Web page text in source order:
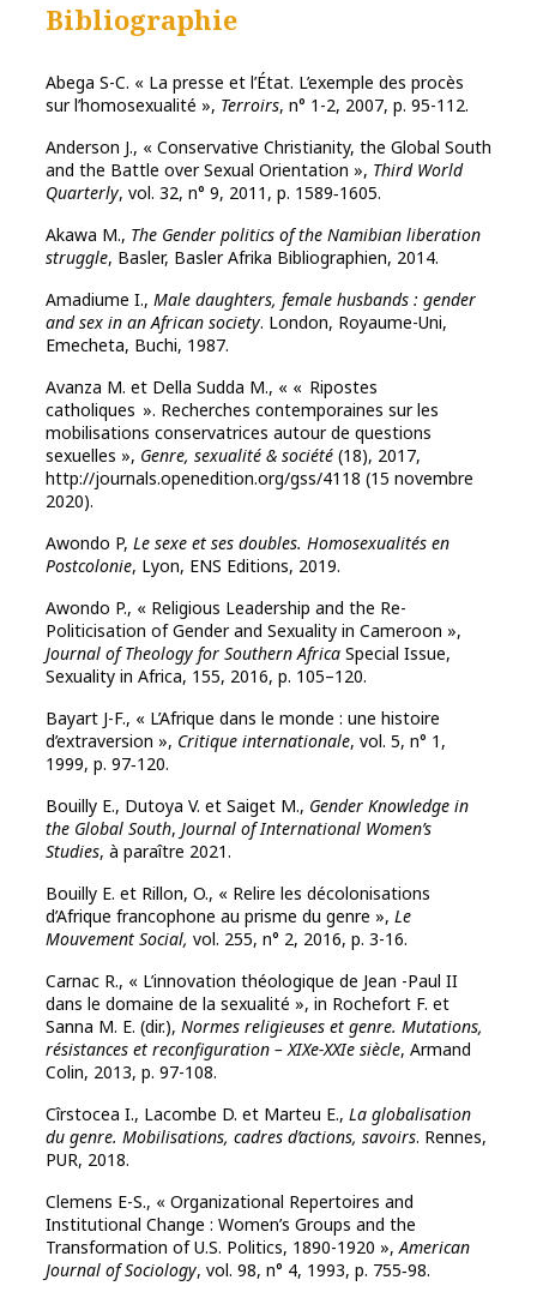
Bibliographie
Abega S-C. « La presse et l’État. L’exemple des procès
sur l’homosexualité », Terroirs, n° 1-2, 2007, p. 95-112.
Anderson J., « Conservative Christianity, the Global South
and the Battle over Sexual Orientation », Third World
Quarterly, vol. 32, n° 9, 2011, p. 1589‑1605.
Akawa M., The Gender politics of the Namibian liberation
struggle, Basler, Basler Afrika Bibliographien, 2014.
Amadiume I., Male daughters, female husbands : gender
and sex in an African society. London, Royaume-Uni,
Emecheta, Buchi, 1987.
Avanza M. et Della Sudda M., « « Ripostes
catholiques ». Recherches contemporaines sur les
mobilisations conservatrices autour de questions
sexuelles », Genre, sexualité & société (18), 2017,
http://journals.openedition.org/gss/4118 (15 novembre
2020).
Awondo P, Le sexe et ses doubles. Homosexualités en
Postcolonie, Lyon, ENS Editions, 2019.
Awondo P., « Religious Leadership and the Re-
Politicisation of Gender and Sexuality in Cameroon »,
Journal of Theology for Southern Africa Special Issue,
Sexuality in Africa, 155, 2016, p. 105–120.
Bayart J-F., « L’Afrique dans le monde : une histoire
d’extraversion », Critique internationale, vol. 5, n° 1,
1999, p. 97‑120.
Bouilly E., Dutoya V. et Saiget M., Gender Knowledge in
the Global South, Journal of International Women’s
Studies, à paraître 2021.
Bouilly E. et Rillon, O., « Relire les décolonisations
d’Afrique francophone au prisme du genre », Le
Mouvement Social, vol. 255, n° 2, 2016, p. 3-16.
Carnac R., « L’innovation théologique de Jean -Paul II
dans le domaine de la sexualité », in Rochefort F. et
Sanna M. E. (dir.), Normes religieuses et genre. Mutations,
résistances et reconfiguration – XIXe-XXIe siècle, Armand
Colin, 2013, p. 97-108.
Cîrstocea I., Lacombe D. et Marteu E., La globalisation
du genre. Mobilisations, cadres d’actions, savoirs. Rennes,
PUR, 2018.
Clemens E-S., « Organizational Repertoires and
Institutional Change : Women’s Groups and the
Transformation of U.S. Politics, 1890-1920 »,American
Journal of Sociology, vol. 98, n° 4, 1993, p. 755‑98.